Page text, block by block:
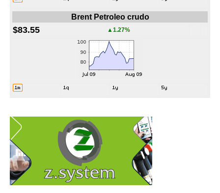
Brent Petroleo crudo
$83.55 ▲1.27%